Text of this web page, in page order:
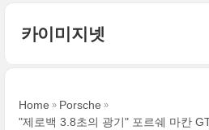
카이미지넷
Home
Porsche
"제로백 3.8초의 광기" 포르쉐 마칸